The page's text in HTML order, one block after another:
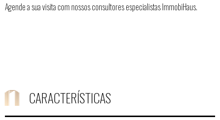
Agende a sua visita com nossos consultores especialistas ImmobiHaus.
CARACTERÍSTICAS